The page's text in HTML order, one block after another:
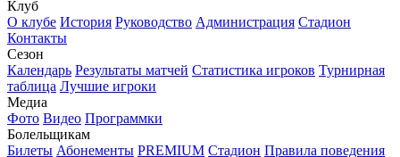
Клуб
О клубе История Руководство Администрация Стадион
Контакты
Сезон
Календарь Результаты матчей Статистика игроков Турнирная
таблица Лучшие игроки
Медиа
Фото Видео Программки
Болельщикам
Билеты Абонементы PREMIUM Стадион Правила поведения